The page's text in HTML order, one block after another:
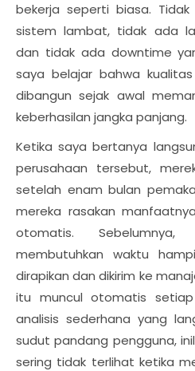
bekerja seperti biasa.
sistem lambat, tidak ada
dan tidak ada downtime
saya belajar bahwa
dibangun sejak awal
keberhasilan jangka panjang.
Ketika saya bertanya
perusahaan tersebut,
setelah enam bulan
mereka rasakan
otomatis. Sebelumnya,
membutuhkan waktu
dirapikan dan dikirim ke
itu muncul otomatis
analisis sederhana yang
sudut pandang pengguna,
sering tidak terlihat ketika